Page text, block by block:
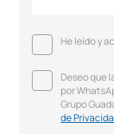
He leído y
Deseo que
por
Grupo
de